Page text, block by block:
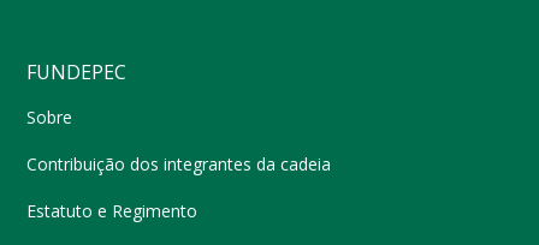
FUNDEPEC
Sobre
Contribuição dos integrantes da cadeia
Estatuto e Regimento